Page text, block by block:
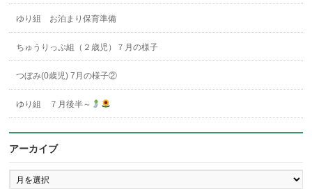
ゆり組 お泊まり保育準備
ちゅうりっぷ組（２歳児）７月の様子
つぼみ(0歳児) 7月の様子②
ゆり組 ７月後半～
アーカイブ
ア
ー